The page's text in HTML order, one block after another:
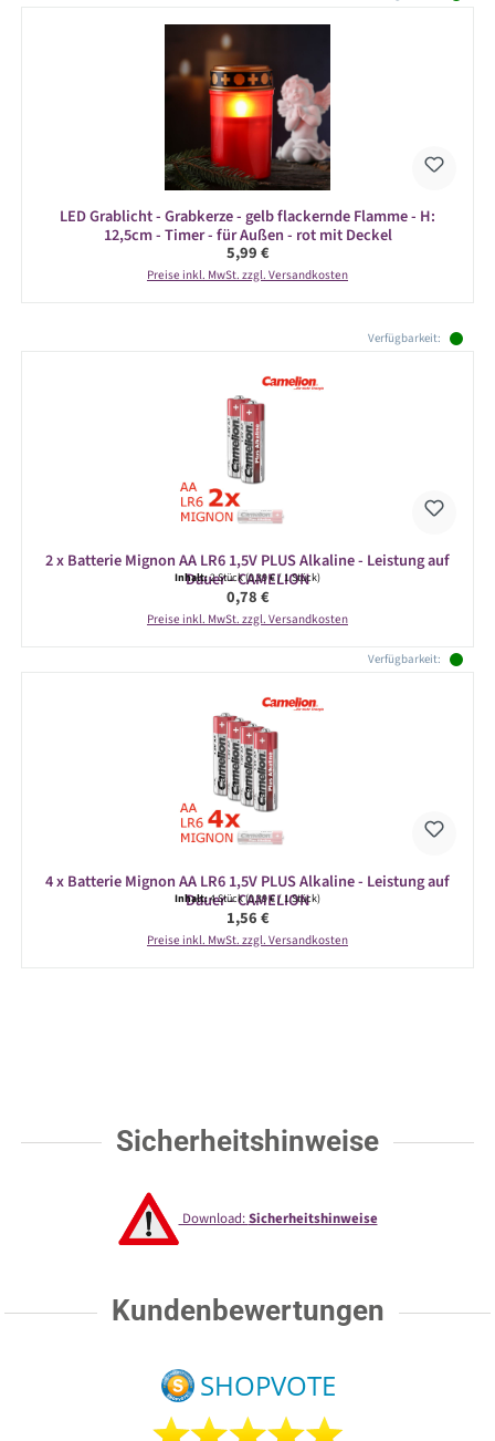
LED Grablicht - Grabkerze - gelb flackernde Flamme - H:
12,5cm - Timer - für Außen - rot mit Deckel
Regulärer Preis:
5,99 €
Preise inkl. MwSt. zzgl. Versandkosten
Verfügbarkeit:
2 x Batterie Mignon AA LR6 1,5V PLUS Alkaline - Leistung auf
Dauer - CAMELION
Inhalt:2 Stück(0,39 € / 1 Stück)
Regulärer Preis:
0,78 €
Preise inkl. MwSt. zzgl. Versandkosten
Verfügbarkeit:
4 x Batterie Mignon AA LR6 1,5V PLUS Alkaline - Leistung auf
Dauer - CAMELION
Inhalt:4 Stück(0,39 € / 1 Stück)
Regulärer Preis:
1,56 €
Preise inkl. MwSt. zzgl. Versandkosten
Sicherheitshinweise
Download:Sicherheitshinweise
Kundenbewertungen